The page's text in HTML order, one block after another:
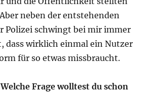
neben der entstehenden
Polizei schwingt bei mir immer
dass wirklich einmal ein Nutzer
für so etwas missbraucht.
Frage wolltest du schon